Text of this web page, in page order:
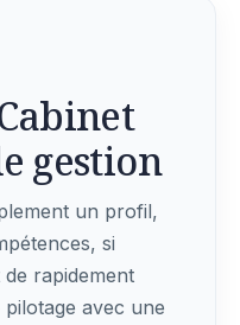
gestion
un profil,
si
rapidement
avec une